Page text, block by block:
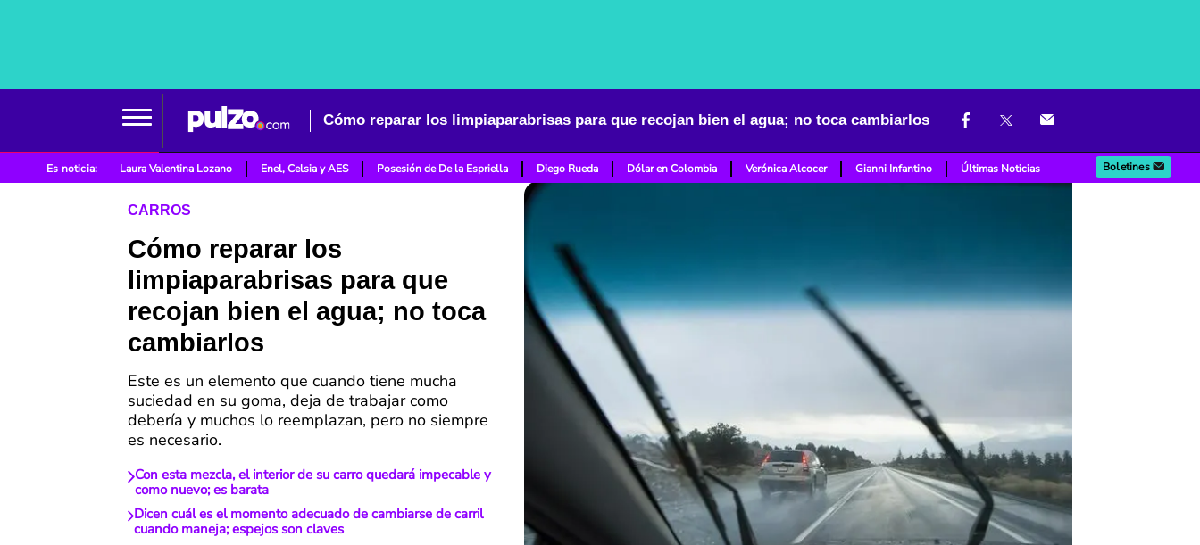
Cómo reparar los limpiaparabrisas para que recojan bien el agua; no toca cambiarlos
Es noticia: Laura Valentina Lozano Enel, Celsia y AES Posesión de De la Espriella Diego Rueda Dólar en Colombia Verónica Alcocer Gianni Infantino Últimas Noticias Boletines
CARROS
Cómo reparar los
limpiaparabrisas para que
recojan bien el agua; no toca
cambiarlos
Este es un elemento que cuando tiene mucha
suciedad en su goma, deja de trabajar como
debería y muchos lo reemplazan, pero no siempre
es necesario.
Con esta mezcla, el interior de su carro quedará impecable y
como nuevo; es barata
Dicen cuál es el momento adecuado de cambiarse de carril
cuando maneja; espejos son claves